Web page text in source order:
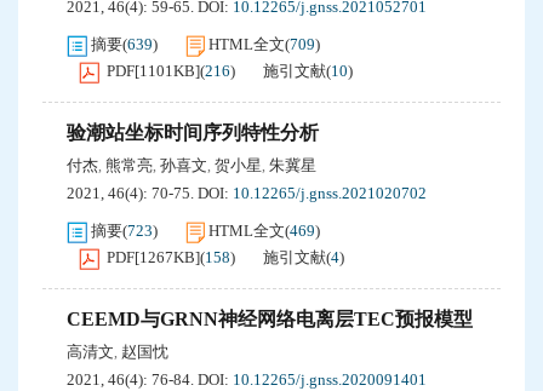
2021, 46(4): 59-65. DOI: 10.12265/j.gnss.2021052701
摘要(639) HTML全文(709)
PDF[1101KB](216) 施引文献(10)
验潮站坐标时间序列特性分析
付杰, 熊常亮, 孙喜文, 贺小星, 朱冀星
2021, 46(4): 70-75. DOI: 10.12265/j.gnss.2021020702
摘要(723) HTML全文(469)
PDF[1267KB](158) 施引文献(4)
CEEMD与GRNN神经网络电离层TEC预报模型
高清文, 赵国忱
2021, 46(4): 76-84. DOI: 10.12265/j.gnss.2020091401